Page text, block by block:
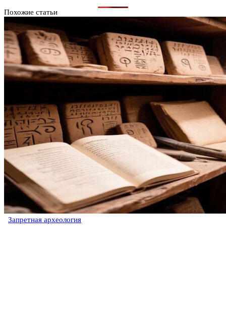
Похожие статьи
Запретная археология